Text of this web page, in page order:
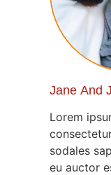
Jane And
Lorem
sodales
eu auctor